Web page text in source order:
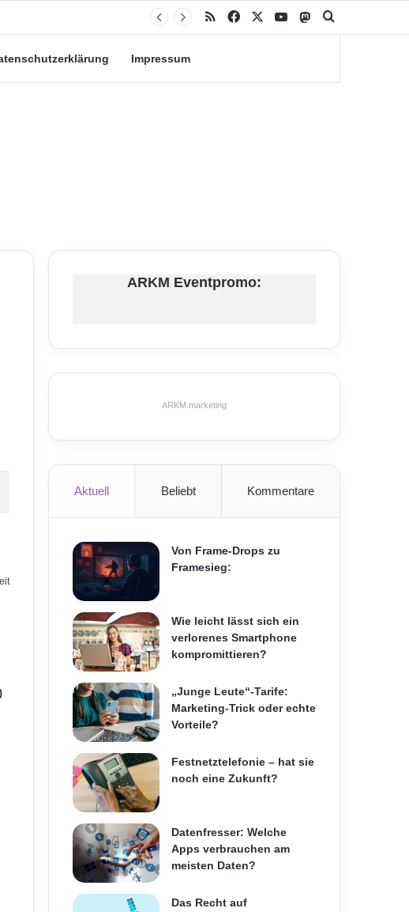
RSS Facebook YouTubeMastodon
Impressum
ARKM Eventpromo:
ARKM.marketing
Aktuell Beliebt Kommentare
Von Frame-Drops zu
Framesieg:
Wie leicht lässt sich ein
verlorenes Smartphone
kompromittieren?
„Junge Leute“-Tarife:
Marketing-Trick oder echte
Vorteile?
Festnetztelefonie – hat sie
noch eine Zukunft?
Datenfresser: Welche
Apps verbrauchen am
meisten Daten?
Das Recht auf